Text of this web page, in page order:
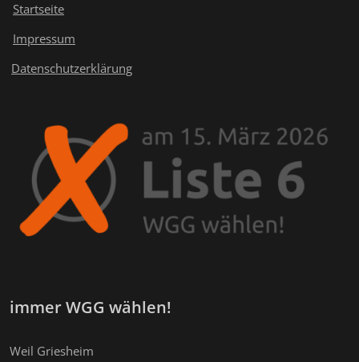
Startseite
Impressum
Datenschutzerklärung
immer WGG wählen!
Weil Griesheim